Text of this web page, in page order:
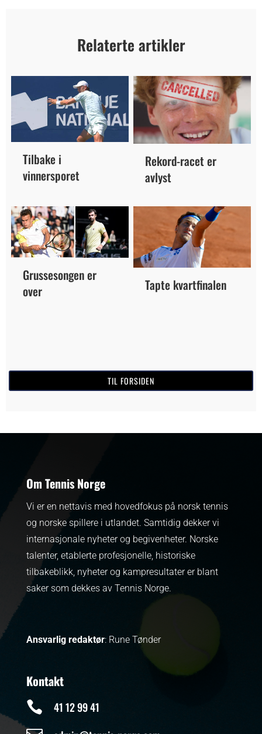
Relaterte artikler
Tilbake i
vinnersporet
Rekord-racet er
avlyst
Grussesongen er
over
Tapte kvartfinalen
TIL FORSIDEN
Om Tennis Norge
Vi er en nettavis med hovedfokus på norsk tennis
og norske spillere i utlandet. Samtidig dekker vi
internasjonale nyheter og begivenheter. Norske
talenter, etablerte profesjonelle, historiske
tilbakeblikk, nyheter og kampresultater er blant
saker som dekkes av Tennis Norge.
Ansvarlig redaktør: Rune Tønder
Kontakt
 41 12 99 41